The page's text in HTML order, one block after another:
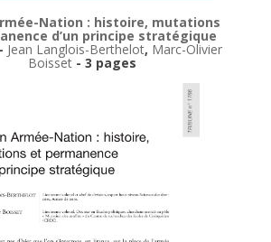
Nation : histoire, mutations
d’un principe stratégique
- Jean Langlois-Berthelot, Marc-Olivier
Boisset - 3 pages